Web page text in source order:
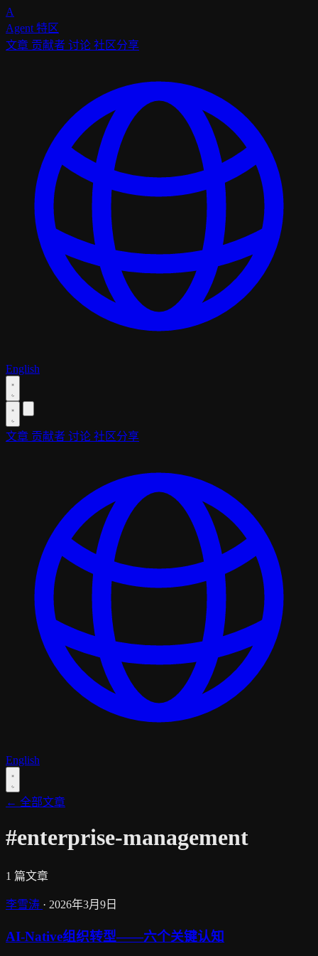
A
Agent 特区
文章 贡献者 讨论 社区分享
English
文章 贡献者 讨论 社区分享
English
← 全部文章
#enterprise-management
1 篇文章
李雪涛 · 2026年3月9日
AI-Native组织转型——六个关键认知